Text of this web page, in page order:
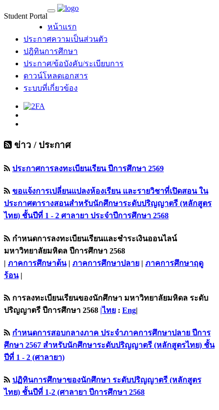
Student Portal
หน้าแรก
ประกาศความเป็นส่วนตัว
ปฎิทินการศึกษา
ประกาศ/ข้อบังคับ/ระเบียบการ
ดาวน์โหลดเอกสาร
ระบบที่เกี่ยวข้อง
ข่าว / ประกาศ
ประกาศการลงทะเบียนเรียน ปีการศึกษา 2569
ขอแจ้งการเปลี่ยนแปลงห้องเรียน และรายวิชาที่เปิดสอน ใน
ประกาศตารางสอนสำหรับนักศึกษาระดับปริญญาตรี (หลักสูตร
ไทย) ชั้นปีที่ 1 - 2 ศาลายา ประจำปีการศึกษา 2568
กำหนดการลงทะเบียนเรียนและชำระเงินออนไลน์
มหาวิทยาลัยมหิดล ปีการศึกษา 2568
| ภาคการศึกษาต้น| ภาคการศึกษาปลาย | ภาคการศึกษาฤดู
ร้อน|
การลงทะเบียนเรียนของนักศึกษา มหาวิทยาลัยมหิดล ระดับ
ปริญญาตรี ปีการศึกษา 2568 |ไทย : Eng|
กำหนดการสอบกลางภาค ประจำภาคการศึกษาปลาย ปีการ
ศึกษา 2567 สำหรับนักศึกษาระดับปริญญาตรี (หลักสูตรไทย) ชั้น
ปีที่ 1 - 2 (ศาลายา)
ปฏิทินการศึกษาของนักศึกษา ระดับปริญญาตรี (หลักสูตร
ไทย) ชั้นปีที่ 1-2 (ศาลายา ปีการศึกษา 2568